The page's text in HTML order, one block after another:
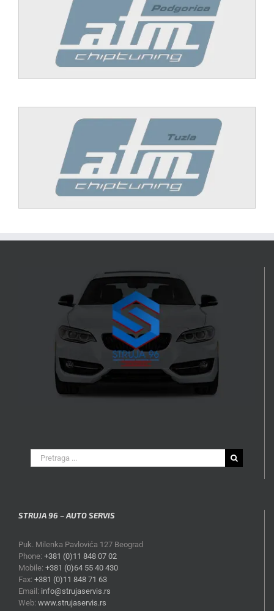
Search
for:
STRUJA 96 – AUTO SERVIS
Puk. Milenka Pavlovića 127 Beograd
Phone: +381 (0)11 848 07 02
Mobile: +381 (0)64 55 40 430
Fax: +381 (0)11 848 71 63
Email: info@strujaservis.rs
Web: www.strujaservis.rs